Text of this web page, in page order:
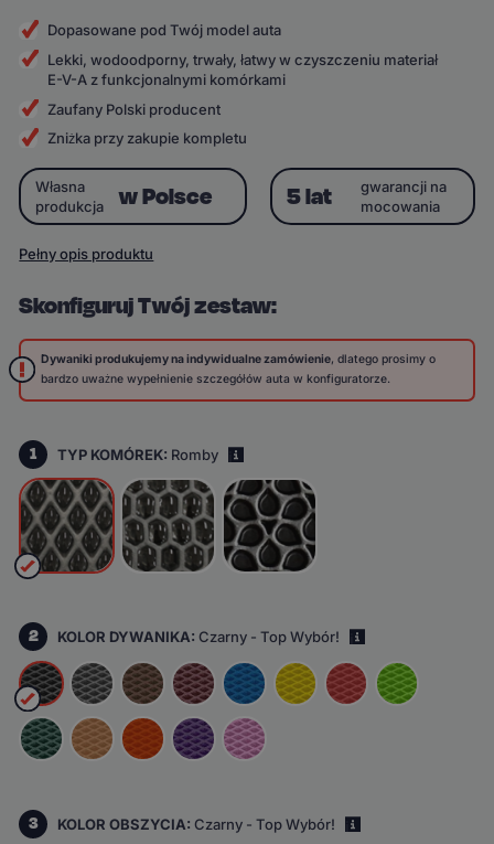
Dopasowane pod Twój model auta
Lekki, wodoodporny, trwały, łatwy w czyszczeniu materiał
E-V-A z funkcjonalnymi komórkami
Zaufany Polski producent
Zniżka przy zakupie kompletu
Skonfiguruj Twój zestaw:
Dywaniki produkujemy na indywidualne zamówienie, dlatego prosimy o
bardzo uważne wypełnienie szczegółów auta w konfiguratorze.
1 TYP KOMÓREK: Romby
2 KOLOR DYWANIKA:Czarny - Top Wybór!
3 KOLOR OBSZYCIA:Czarny - Top Wybór!
Własna
produkcja
w Polsce 5 lat
gwarancji na
mocowania
Pełny opis produktu